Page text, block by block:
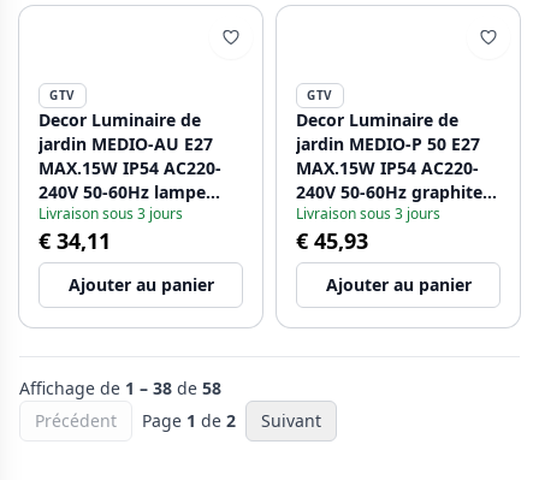
GTV
Decor Luminaire de
jardin MEDIO-AU E27
MAX.15W IP54 AC220-
240V 50-60Hz lampe
murale supérieure en
graphite. 1208963937
Livraison sous 3 jours
€ 34,11
Ajouter au panier
GTV
Decor Luminaire de
jardin MEDIO-P 50 E27
MAX.15W IP54 AC220-
240V 50-60Hz graphite
de poteau. 1208963939
Livraison sous 3 jours
€ 45,93
Ajouter au panier
Affichage de 1 – 38 de 58
Précédent
Page 1 de 2 Suivant